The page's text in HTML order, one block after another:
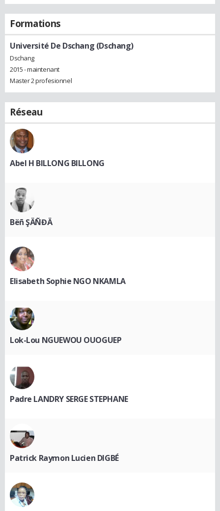
Formations
Université De Dschang (Dschang)
Dschang
2015 - maintenant
Master 2 profesionnel
Réseau
Abel H BILLONG BILLONG
Bëñ ŞÄÑĐÄ
Elisabeth Sophie NGO NKAMLA
Lok-Lou NGUEWOU OUOGUEP
Padre LANDRY SERGE STEPHANE
Patrick Raymon Lucien DIGBÉ